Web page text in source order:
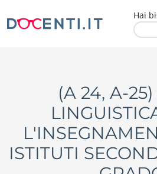
Hai
(A 24, A-
ISTITUTI